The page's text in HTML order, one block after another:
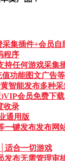
集插件+会员自
程序
持任何游戏采集
功能图文广告
智能发布多种
会员免费下载
收录
通用版
键发布发布网
适合一切游戏
发布无需管理审